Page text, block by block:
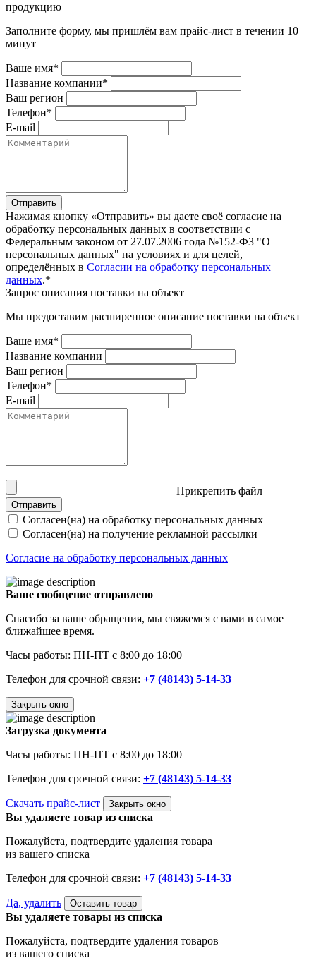
продукцию
Заполните форму, мы пришлём вам прайс-лист в течении 10
минут
Ваше имя*
Название компании*
Ваш регион
Телефон*
E-mail
Отправить
Нажимая кнопку «Отправить» вы даете своё согласие на
обработку персональных данных в соответствии с
Федеральным законом от 27.07.2006 года №152-Ф3 "О
персональных данных" на условиях и для целей,
определённых в Согласии на обработку персональных
данных.*
Запрос описания поставки на объект
Мы предоставим расширенное описание поставки на объект
Ваше имя*
Название компании
Ваш регион
Телефон*
E-mail
Прикрепить файл
Отправить
Согласен(на) на обработку персональных данных
Согласен(на) на получение рекламной рассылки
Согласие на обработку персональных данных
Ваше сообщение отправлено
Спасибо за ваше обращения, мы свяжемся с вами в самое
ближайшее время.
Часы работы: ПН-ПТ с 8:00 до 18:00
Телефон для срочной связи: +7 (48143) 5-14-33
Закрыть окно
Загрузка документа
Часы работы: ПН-ПТ с 8:00 до 18:00
Телефон для срочной связи: +7 (48143) 5-14-33
Скачать прайс-лист Закрыть окно
Вы удаляете товар из списка
Пожалуйста, подтвердите удаления товара
из вашего списка
Телефон для срочной связи: +7 (48143) 5-14-33
Да, удалить Оставить товар
Вы удаляете товары из списка
Пожалуйста, подтвердите удаления товаров
из вашего списка